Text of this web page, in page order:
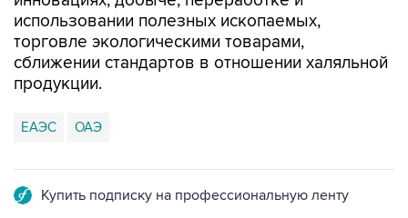
использовании полезных ископаемых,
торговле экологическими товарами,
сближении стандартов в отношении халяльной
продукции.
ЕАЭС ОАЭ
Купить подписку на профессиональную ленту